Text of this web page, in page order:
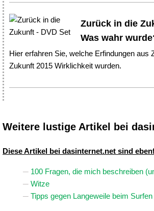
Zurück in die
Was wahr
Hier erfahren Sie, welche Erfindungen aus
Zukunft 2015 Wirklichkeit wurden.
Weitere lustige Artikel bei
Diese Artikel bei dasinternet.net sind
100 Fragen, die mich beschreiben
Witze
Tipps gegen Langeweile beim Surfen